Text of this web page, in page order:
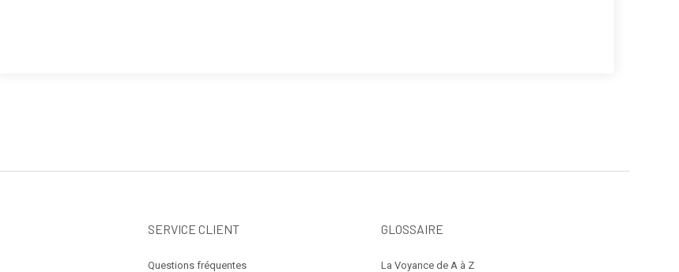
SERVICE CLIENT
Questions fréquentes
GLOSSAIRE
La Voyance de A à Z